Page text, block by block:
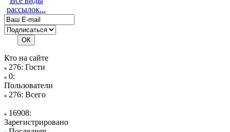
рассылок...
Кто на сайте
276: Гости
0:
Пользователи
276: Всего
16908:
Зарегистрировано